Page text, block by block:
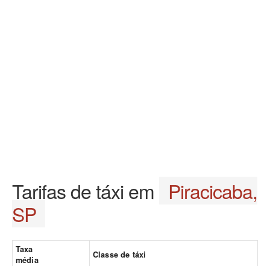
Tarifas de táxi em Piracicaba,
SP
Taxa
média
Classe de táxi